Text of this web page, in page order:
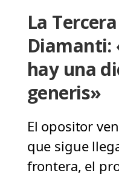
La
Diamanti:
hay una
generis»
El opositor
que sigue
frontera, el